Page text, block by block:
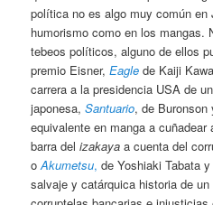
política no es algo muy común en
humorismo como en los mangas.
tebeos políticos, alguno de ellos
premio Eisner,Eagle de Kaiji
carrera a la presidencia USA de
japonesa,Santuario, de
equivalente en manga a
barra delizakaya a cuenta del
oAkumetsu, de Yoshiaki Tabata
salvaje y catárquica historia de